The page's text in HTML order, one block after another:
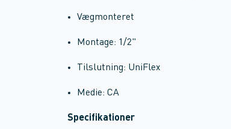
Vægmonteret
Montage: 1/2"
Tilslutning: UniFlex
Medie: CA
Specifikationer